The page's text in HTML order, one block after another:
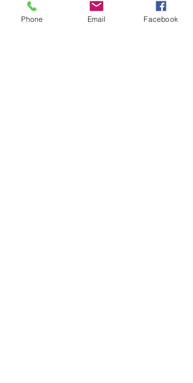
sales@fervilgroup.com
Phone Email Facebook